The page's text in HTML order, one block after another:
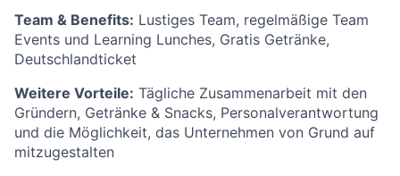
Team & Benefits: Lustiges Team, regelmäßige Team
Events und Learning Lunches, Gratis Getränke,
Deutschlandticket
Weitere Vorteile: Tägliche Zusammenarbeit mit den
Gründern, Getränke & Snacks, Personalverantwortung
und die Möglichkeit, das Unternehmen von Grund auf
mitzugestalten